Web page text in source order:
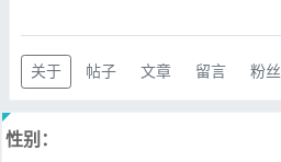
关于 帖子 文章 留言 粉丝
性别：